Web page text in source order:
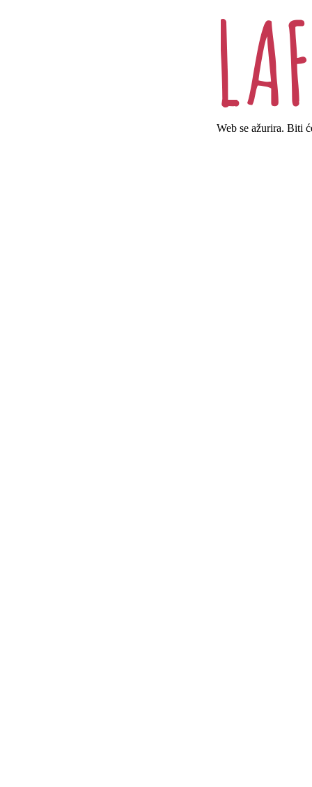
Web se ažurira. Biti